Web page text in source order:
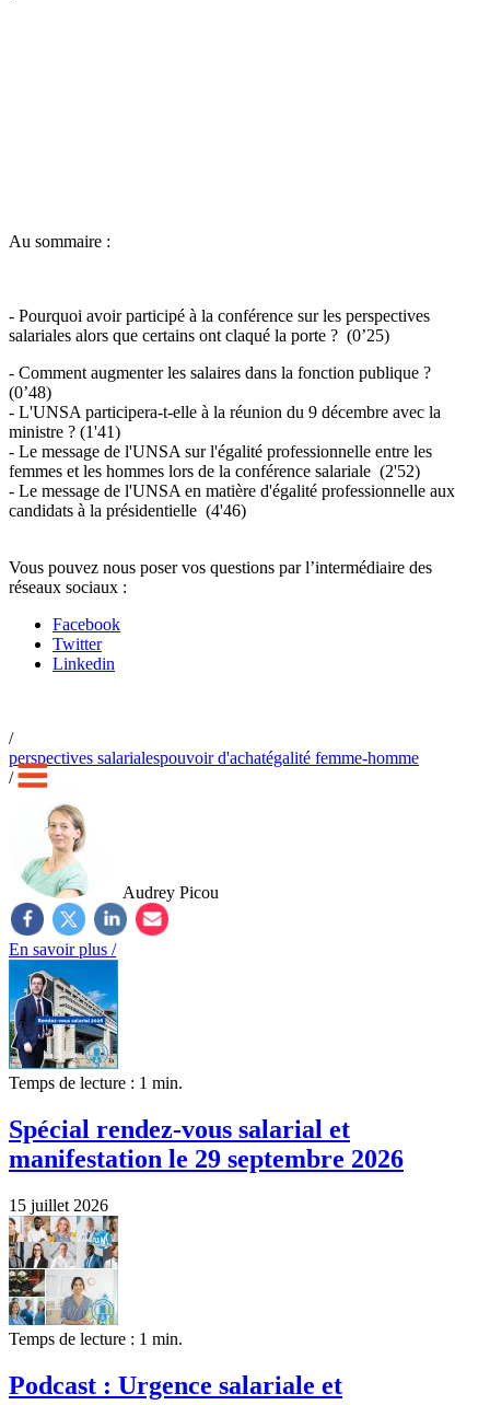
Au sommaire :
- Pourquoi avoir participé à la conférence sur les perspectives
salariales alors que certains ont claqué la porte ? (0’25)
- Comment augmenter les salaires dans la fonction publique ?
(0’48)
- L'UNSA participera-t-elle à la réunion du 9 décembre avec la
ministre ? (1'41)
- Le message de l'UNSA sur l'égalité professionnelle entre les
femmes et les hommes lors de la conférence salariale (2'52)
- Le message de l'UNSA en matière d'égalité professionnelle aux
candidats à la présidentielle (4'46)
Vous pouvez nous poser vos questions par l’intermédiaire des
réseaux sociaux :
Facebook
Twitter
Linkedin
/
perspectives salarialespouvoir d'achatégalité femme-homme
/
Audrey Picou
En savoir plus /
Temps de lecture : 1 min.
Spécial rendez-vous salarial et
manifestation le 29 septembre 2026
15 juillet 2026
Temps de lecture : 1 min.
Podcast : Urgence salariale et